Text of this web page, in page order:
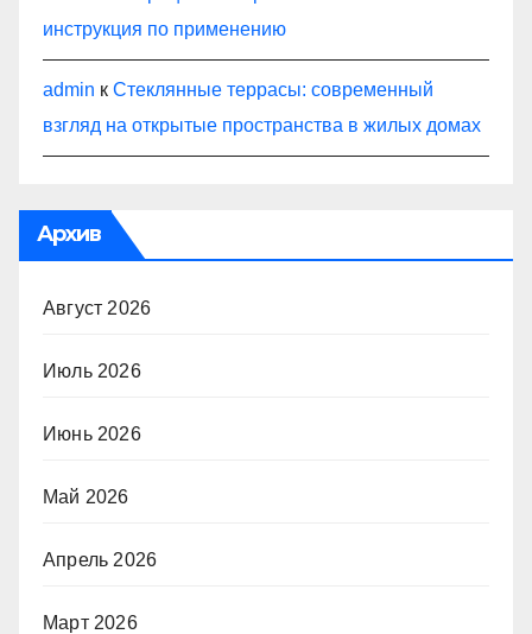
инструкция по применению
admin к Стеклянные террасы: современный
взгляд на открытые пространства в жилых домах
Архив
Август 2026
Июль 2026
Июнь 2026
Май 2026
Апрель 2026
Март 2026